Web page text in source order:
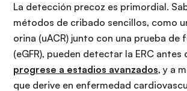
La detección precoz es primordial.
métodos de cribado sencillos, como
orina (uACR) junto con una prueba de
(eGFR), pueden detectar la ERC antes
progrese a estadios avanzados, y a
que derive en enfermedad